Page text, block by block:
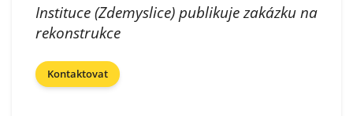
Instituce (Zdemyslice) publikuje zakázku na
rekonstrukce
Kontaktovat